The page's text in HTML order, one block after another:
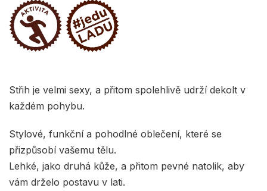
Střih je velmi sexy, a přitom spolehlivě udrží dekolt v
každém pohybu.
Stylové, funkční a pohodlné oblečení, které se
přizpůsobí vašemu tělu.
Lehké, jako druhá kůže, a přitom pevné natolik, aby
vám drželo postavu v lati.